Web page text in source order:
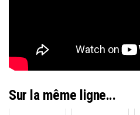
Sur la même ligne...